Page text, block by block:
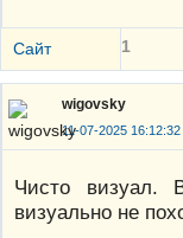
Сайт 1
wigovsky
11-07-2025 16:12:32
Чисто визуал.
визуально не